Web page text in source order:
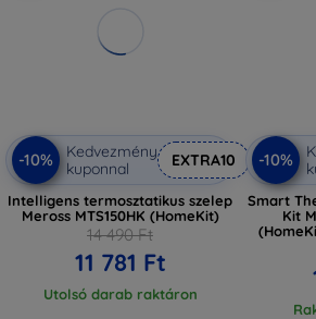
-10%
Kedvezmény
kuponnal
EXTRA10
Intelligens termosztatikus szelep
Meross MTS150HK (HomeKit)
14 490 Ft
11 781 Ft
Utolsó darab raktáron
-10%
Smart
Kit